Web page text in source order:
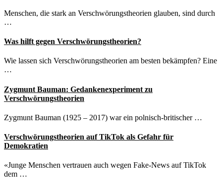
Menschen, die stark an Verschwörungstheorien glauben, sind durch
…
Was hilft gegen Verschwörungstheorien?
Wie lassen sich Verschwörungstheorien am besten bekämpfen? Eine
…
Zygmunt Bauman: Gedankenexperiment zu
Verschwörungstheorien
Zygmunt Bauman (1925 – 2017) war ein polnisch-britischer …
Verschwörungstheorien auf TikTok als Gefahr für
Demokratien
«Junge Menschen vertrauen auch wegen Fake-News auf TikTok
dem …